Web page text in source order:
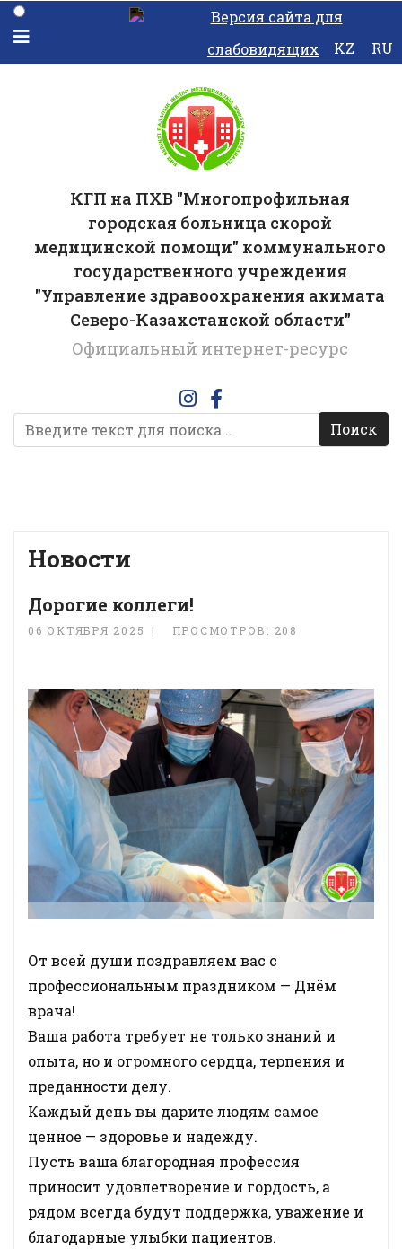
Версия сайта для
слабовидящих
KZ RU
КГП на ПХВ "Многопрофильная
городская больница скорой
медицинской помощи" коммунального
государственного учреждения
"Управление здравоохранения акимата
Северо-Казахстанской области"
Официальный интернет-ресурс
Поиск
Новости
Дорогие коллеги!
06 ОКТЯБРЯ 2025 ПРОСМОТРОВ: 208
От всей души поздравляем вас с
профессиональным праздником — Днём
врача!
Ваша работа требует не только знаний и
опыта, но и огромного сердца, терпения и
преданности делу.
Каждый день вы дарите людям самое
ценное — здоровье и надежду.
Пусть ваша благородная профессия
приносит удовлетворение и гордость, а
рядом всегда будут поддержка, уважение и
благодарные улыбки пациентов.